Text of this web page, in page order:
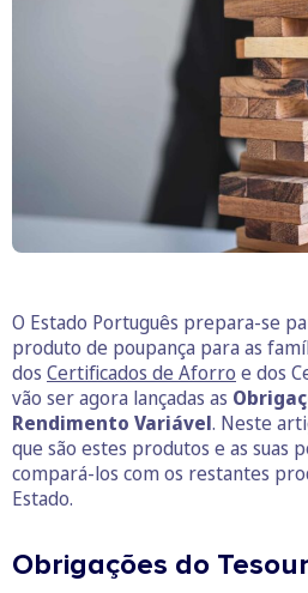
O Estado Português prepara-se
produto de poupança para as
dos Certificados de Aforro e dos
vão ser agora lançadas as
Rendimento Variável. Neste
que são estes produtos e as suas
compará-los com os restantes
Estado.
Obrigações do